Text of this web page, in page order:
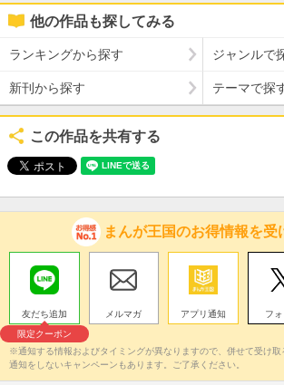
他の作品も探してみる
ランキングから探す ジャンルで
新刊から探す テーマで探
この作品を共有する
まんが王国のお得情報を受
友だち追加
限定クーポン
メルマガ アプリ通知 フ
※通知する情報およびタイミングが異なりますので、併せて受け
通知をしないキャンペーンもあります。ご了承ください。